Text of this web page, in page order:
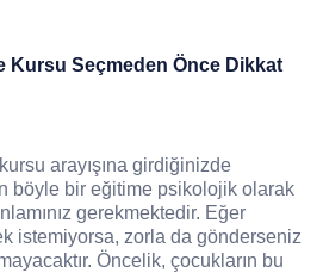
Kursu Seçmeden Önce Dikkat
arayışına girdiğinizde
böyle bir eğitime psikolojik olarak
gerekmektedir. Eğer
istemiyorsa, zorla da gönderseniz
Öncelik, çocukların bu